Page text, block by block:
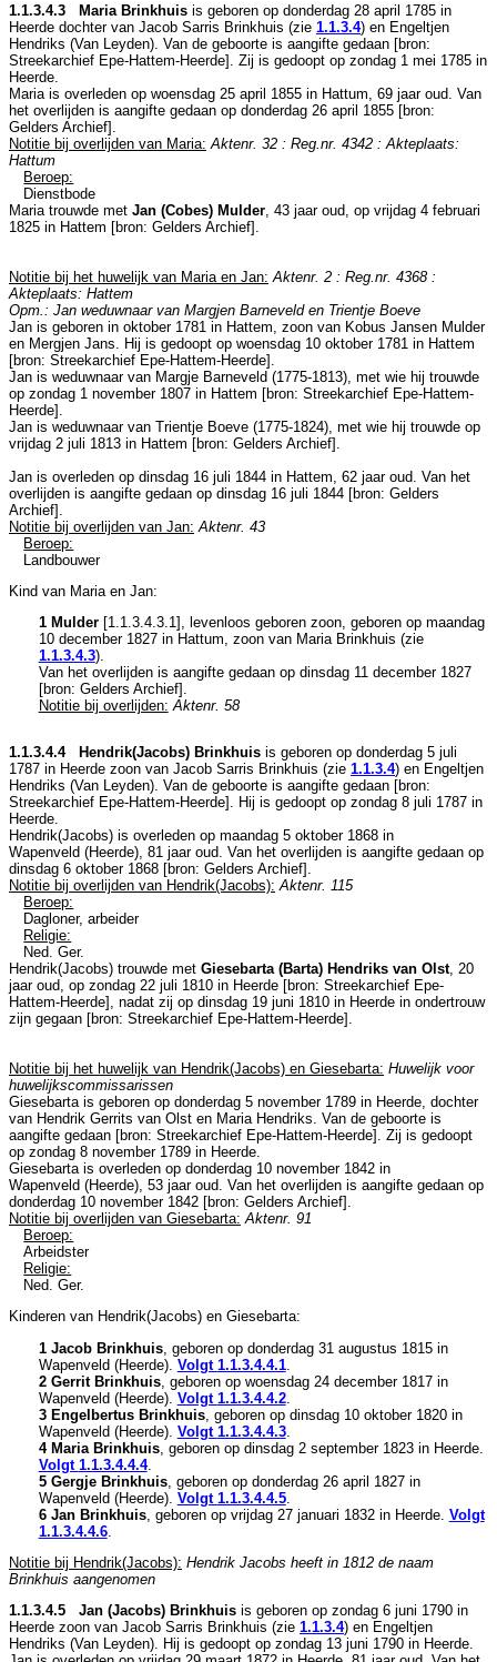
1.1.3.4.3 Maria Brinkhuis is geboren op donderdag 28 april 1785 in
Heerde dochter van Jacob Sarris Brinkhuis (zie 1.1.3.4) en Engeltjen
Hendriks (Van Leyden). Van de geboorte is aangifte gedaan [bron:
Streekarchief Epe-Hattem-Heerde]. Zij is gedoopt op zondag 1 mei 1785 in
Heerde
Maria is overleden op woensdag 25 april 1855 in Hattum , 69 jaar oud. Van
het overlijden is aangifte gedaan op donderdag 26 april 1855 [bron:
Gelders Archief].
Notitie bij overlijden van Maria: Aktenr. 32 : Reg.nr. 4342 : Akteplaats:
Hattum
Beroep:
Dienstbode
Maria trouwde met Jan (Cobes) Mulder , 43 jaar oud, op vrijdag 4 februari
1825 in Hattem [bron: Gelders Archief].
Notitie bij het huwelijk van Maria en Jan: Aktenr. 2 : Reg.nr. 4368 :
Akteplaats: Hattem
Opm.: Jan weduwnaar van Margjen Barneveld en Trientje Boeve
Jan is geboren in oktober 1781 in Hattem , zoon van Kobus Jansen Mulder
en Mergjen Jans. Hij is gedoopt op woensdag 10 oktober 1781 in Hattem
[bron: Streekarchief Epe-Hattem-Heerde].
Jan is weduwnaar van Margje Barneveld (1775-1813), met wie hij trouwde
op zondag 1 november 1807 in Hattem [bron: Streekarchief Epe-Hattem-
Heerde].
Jan is weduwnaar van Trientje Boeve (1775-1824), met wie hij trouwde op
vrijdag 2 juli 1813 in Hattem [bron: Gelders Archief].
Jan is overleden op dinsdag 16 juli 1844 in Hattem , 62 jaar oud. Van het
overlijden is aangifte gedaan op dinsdag 16 juli 1844 [bron: Gelders
Archief].
Notitie bij overlijden van Jan: Aktenr. 43
Beroep:
Landbouwer
Kind van Maria en Jan:
1 Mulder[1.1.3.4.3.1], levenloos geboren zoon, geboren op maandag
10 december 1827 in Hattum, zoon van Maria Brinkhuis (zie
1.1.3.4.3).
Van het overlijden is aangifte gedaan op dinsdag 11 december 1827
[bron: Gelders Archief].
Notitie bij overlijden: Aktenr. 58
1.1.3.4.4 Hendrik(Jacobs) Brinkhuis is geboren op donderdag 5 juli
1787 in Heerde zoon van Jacob Sarris Brinkhuis (zie 1.1.3.4) en Engeltjen
Hendriks (Van Leyden). Van de geboorte is aangifte gedaan [bron:
Streekarchief Epe-Hattem-Heerde]. Hij is gedoopt op zondag 8 juli 1787 in
Heerde
Hendrik(Jacobs) is overleden op maandag 5 oktober 1868 in
Wapenveld (Heerde) , 81 jaar oud. Van het overlijden is aangifte gedaan op
dinsdag 6 oktober 1868 [bron: Gelders Archief].
Notitie bij overlijden van Hendrik(Jacobs): Aktenr. 115
Beroep:
Dagloner, arbeider
Religie:
Ned. Ger.
Hendrik(Jacobs) trouwde met Giesebarta (Barta) Hendriks van Olst, 20
jaar oud, op zondag 22 juli 1810 in Heerde [bron: Streekarchief Epe-
Hattem-Heerde], nadat zij op dinsdag 19 juni 1810 in Heerde in ondertrouw
zijn gegaan [bron: Streekarchief Epe-Hattem-Heerde].
Notitie bij het huwelijk van Hendrik(Jacobs) en Giesebarta: Huwelijk voor
huwelijkscommissarissen
Giesebarta is geboren op donderdag 5 november 1789 in Heerde , dochter
van Hendrik Gerrits van Olst en Maria Hendriks. Van de geboorte is
aangifte gedaan [bron: Streekarchief Epe-Hattem-Heerde]. Zij is gedoopt
op zondag 8 november 1789 in Heerde
Giesebarta is overleden op donderdag 10 november 1842 in
Wapenveld (Heerde) , 53 jaar oud. Van het overlijden is aangifte gedaan op
donderdag 10 november 1842 [bron: Gelders Archief].
Notitie bij overlijden van Giesebarta: Aktenr. 91
Beroep:
Arbeidster
Religie:
Ned. Ger.
Kinderen van Hendrik(Jacobs) en Giesebarta:
1 Jacob Brinkhuis, geboren op donderdag 31 augustus 1815 in
Wapenveld (Heerde). Volgt 1.1.3.4.4.1.
2 Gerrit Brinkhuis, geboren op woensdag 24 december 1817 in
Wapenveld (Heerde). Volgt 1.1.3.4.4.2.
3 Engelbertus Brinkhuis, geboren op dinsdag 10 oktober 1820 in
Wapenveld (Heerde). Volgt 1.1.3.4.4.3.
4 Maria Brinkhuis, geboren op dinsdag 2 september 1823 in Heerde.
Volgt 1.1.3.4.4.4.
5 Gergje Brinkhuis, geboren op donderdag 26 april 1827 in
Wapenveld (Heerde). Volgt 1.1.3.4.4.5.
6 Jan Brinkhuis, geboren op vrijdag 27 januari 1832 in Heerde. Volgt
1.1.3.4.4.6.
Notitie bij Hendrik(Jacobs): Hendrik Jacobs heeft in 1812 de naam
Brinkhuis aangenomen
1.1.3.4.5 Jan (Jacobs) Brinkhuis is geboren op zondag 6 juni 1790 in
Heerde zoon van Jacob Sarris Brinkhuis (zie 1.1.3.4) en Engeltjen
Hendriks (Van Leyden). Hij is gedoopt op zondag 13 juni 1790 in Heerde.